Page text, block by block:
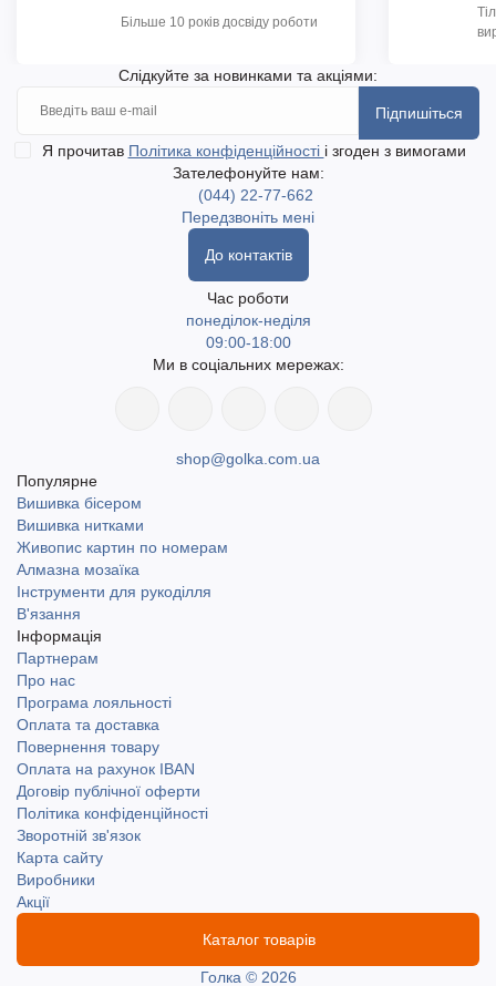
Більше 10 років досвіду роботи
Слідкуйте за новинками та акціями:
Підпишіться
Я прочитав Політика конфіденційності і згоден з вимогами
Зателефонуйте нам:
(044) 22-77-662
Передзвоніть мені
До контактів
Час роботи
понеділок-неділя
09:00-18:00
Ми в соціальних мережах:
shop@golka.com.ua
Популярне
Вишивка бісером
Вишивка нитками
Живопис картин по номерам
Алмазна мозаїка
Інструменти для рукоділля
В'язання
Інформація
Партнерам
Про нас
Програма лояльності
Оплата та доставка
Повернення товару
Оплата на рахунок IBAN
Договір публічної оферти
Політика конфіденційності
Зворотній зв'язок
Карта сайту
Виробники
Акції
Каталог товарів
Голка © 2026